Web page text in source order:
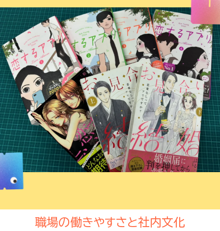
職場の働きやすさと社内文化